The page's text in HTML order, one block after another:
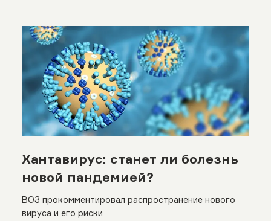
Хантавирус: станет ли болезнь
новой пандемией?
ВОЗ прокомментировал распространение нового
вируса и его риски